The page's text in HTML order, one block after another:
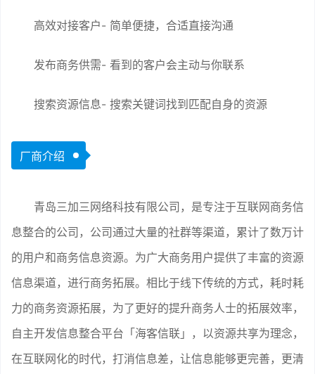
高效对接客户- 简单便捷，合适直接沟通
发布商务供需- 看到的客户会主动与你联系
搜索资源信息- 搜索关键词找到匹配自身的资源
厂商介绍
青岛三加三网络科技有限公司，是专注于互联网商务信
息整合的公司，公司通过大量的社群等渠道，累计了数万计
的用户和商务信息资源。为广大商务用户提供了丰富的资源
信息渠道，进行商务拓展。相比于线下传统的方式，耗时耗
力的商务资源拓展，为了更好的提升商务人士的拓展效率，
自主开发信息整合平台「海客信联」，以资源共享为理念，
在互联网化的时代，打消信息差，让信息能够更完善，更清